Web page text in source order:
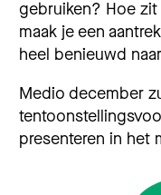
gebruiken? Hoe
maak je een
heel benieuwd
Medio december
presenteren in het